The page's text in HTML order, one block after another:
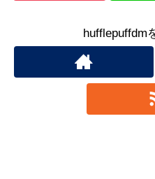
hufflepuffdm